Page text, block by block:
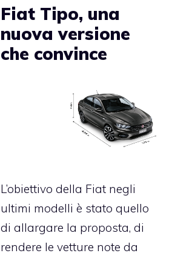
Fiat Tipo, una
nuova versione
che convince
L’obiettivo della Fiat negli
ultimi modelli è stato quello
di allargare la proposta, di
rendere le vetture note da